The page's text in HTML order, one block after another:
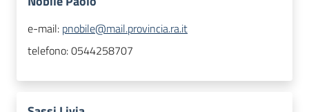
e-mail: pnobile@mail.provincia.ra.it
telefono:0544258707